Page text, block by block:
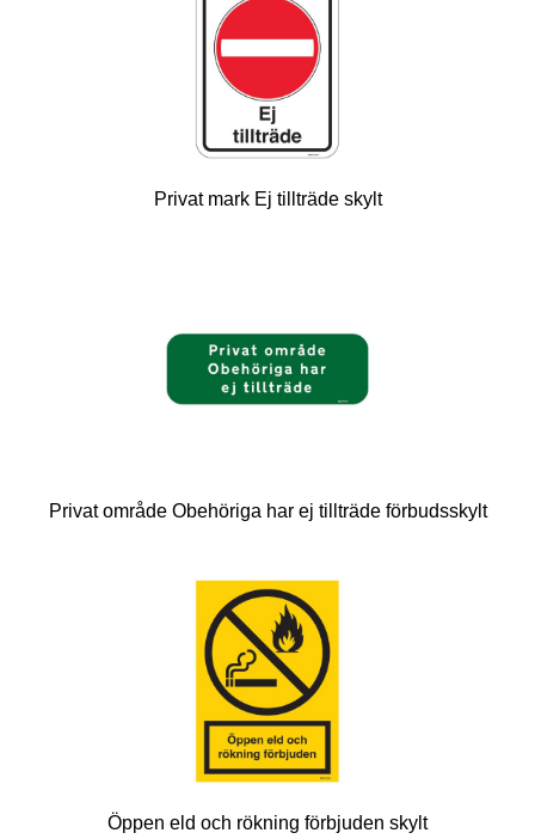
Privat mark Ej tillträde skylt
Privat område Obehöriga har ej tillträde förbudsskylt
Öppen eld och rökning förbjuden skylt